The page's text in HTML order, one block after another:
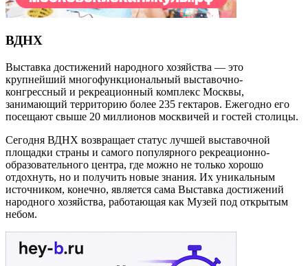
ВДНХ
Выставка достижений народного хозяйства — это
крупнейший многофункциональный выставочно-
конгрессный и рекреационный комплекс Москвы,
занимающий территорию более 235 гектаров. Ежегодно его
посещают свыше 20 миллионов москвичей и гостей столицы.
Сегодня ВДНХ возвращает статус лучшей выставочной
площадки страны и самого популярного рекреационно-
образовательного центра, где можно не только хорошо
отдохнуть, но и получить новые знания. Их уникальным
источником, конечно, является сама Выставка достижений
народного хозяйства, работающая как Музей под открытым
небом.